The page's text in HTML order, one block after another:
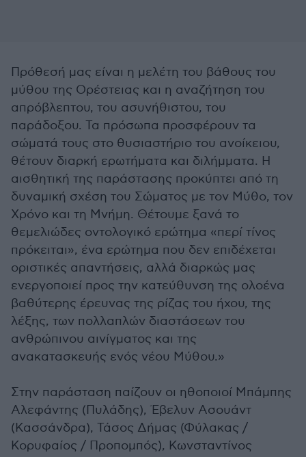
Πρόθεσή μας είναι η μελέτη του βάθους του
μύθου της Ορέστειας και η αναζήτηση του
απρόβλεπτου, του ασυνήθιστου, του
παράδοξου. Τα πρόσωπα προσφέρουν τα
σώματά τους στο θυσιαστήριο του ανοίκειου,
θέτουν διαρκή ερωτήματα και διλήμματα. Η
αισθητική της παράστασης προκύπτει από τη
δυναμική σχέση του Σώματος με τον Μύθο, τον
Χρόνο και τη Μνήμη. Θέτουμε ξανά το
θεμελιώδες οντολογικό ερώτημα «περί τίνος
πρόκειται», ένα ερώτημα που δεν επιδέχεται
οριστικές απαντήσεις, αλλά διαρκώς μας
ενεργοποιεί προς την κατεύθυνση της ολοένα
βαθύτερης έρευνας της ρίζας του ήχου, της
λέξης, των πολλαπλών διαστάσεων του
ανθρώπινου αινίγματος και της
ανακατασκευής ενός νέου Μύθου.»
Στην παράσταση παίζουν οι ηθοποιοί Μπάμπης
Αλεφάντης (Πυλάδης), Έβελυν Ασουάντ
(Κασσάνδρα), Τάσος Δήμας (Φύλακας /
Κορυφαίος / Προπομπός), Κωνσταντίνος